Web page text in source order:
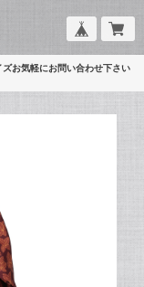
お気軽にお問い合わせ下さい